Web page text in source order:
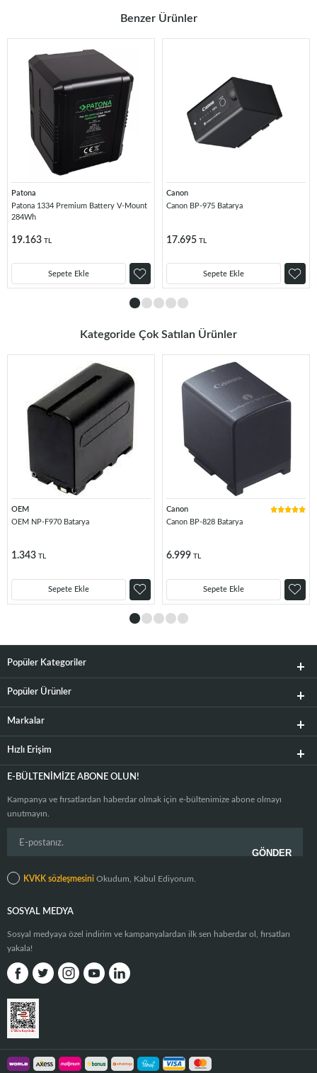
Benzer Ürünler
Patona
Patona 1334 Premium Battery V-Mount
284Wh
19.163 TL
Sepete Ekle
Canon
Canon BP-975 Batarya
17.695 TL
Sepete Ekle
Kategoride Çok Satılan Ürünler
OEM
OEM NP-F970 Batarya
1.343 TL
Sepete Ekle
Canon
Canon BP-828 Batarya
6.999 TL
Sepete Ekle
Popüler Kategoriler
Popüler Ürünler
Markalar
Hızlı Erişim
E-BÜLTENIMIZE ABONE OLUN!
Kampanya ve fırsatlardan haberdar olmak için e-bültenimize abone olmayı
unutmayın.
KVKK sözleşmesini Okudum, Kabul Ediyorum.
SOSYAL MEDYA
Sosyal medyaya özel indirim ve kampanyalardan ilk sen haberdar ol, fırsatları
yakala!